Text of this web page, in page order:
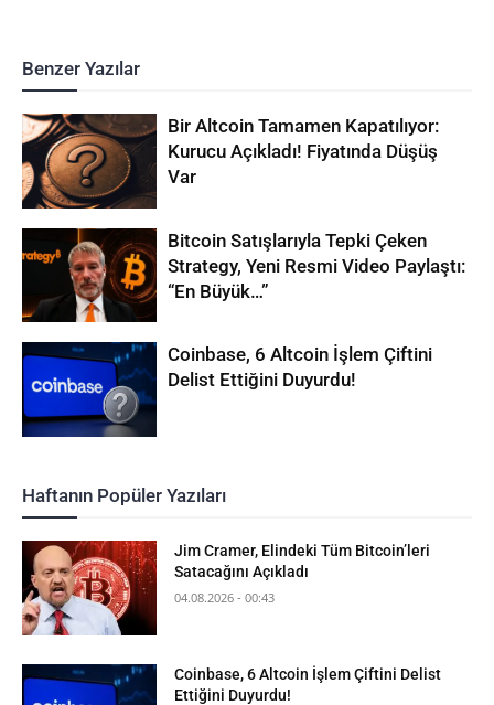
Benzer Yazılar
Bir Altcoin Tamamen Kapatılıyor:
Kurucu Açıkladı! Fiyatında Düşüş
Var
Bitcoin Satışlarıyla Tepki Çeken
Strategy, Yeni Resmi Video Paylaştı:
“En Büyük…”
Coinbase, 6 Altcoin İşlem Çiftini
Delist Ettiğini Duyurdu!
Haftanın Popüler Yazıları
Jim Cramer, Elindeki Tüm Bitcoin’leri
Satacağını Açıkladı
04.08.2026 - 00:43
Coinbase, 6 Altcoin İşlem Çiftini Delist
Ettiğini Duyurdu!